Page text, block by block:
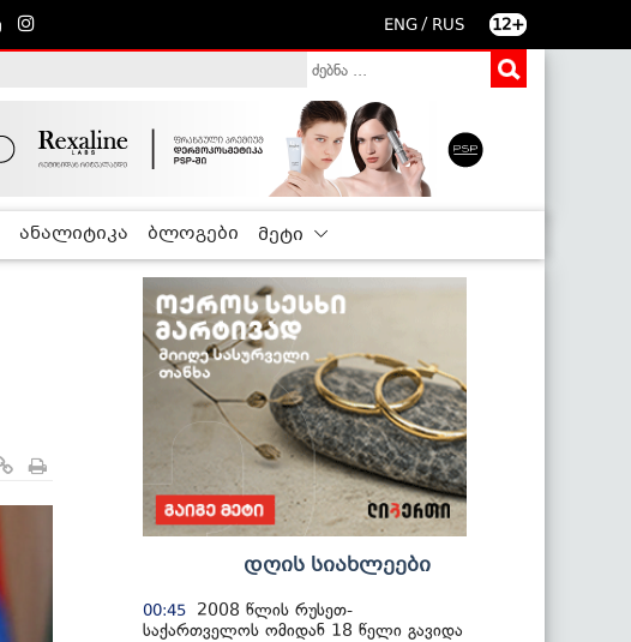
ENG / RUS 12+
ანალიტიკა ბლოგები მეტი
დღის სიახლეები
00:45
2008 წლის რუსეთ-
საქართველოს ომიდან 18 წელი გავიდა